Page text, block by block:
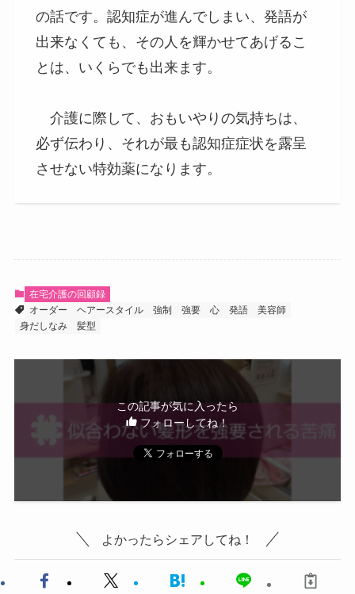
の話です。認知症が進んでしまい、発語が
出来なくても、その人を輝かせてあげるこ
とは、いくらでも出来ます。
介護に際して、おもいやりの気持ちは、
必ず伝わり、それが最も認知症症状を露呈
させない特効薬になります。
在宅介護の回顧録
オーダー
ヘアースタイル 強制 強要 心 発語
美容師
身だしなみ
髪型
この記事が気に入ったら
フォローしてね！
よかったらシェアしてね！